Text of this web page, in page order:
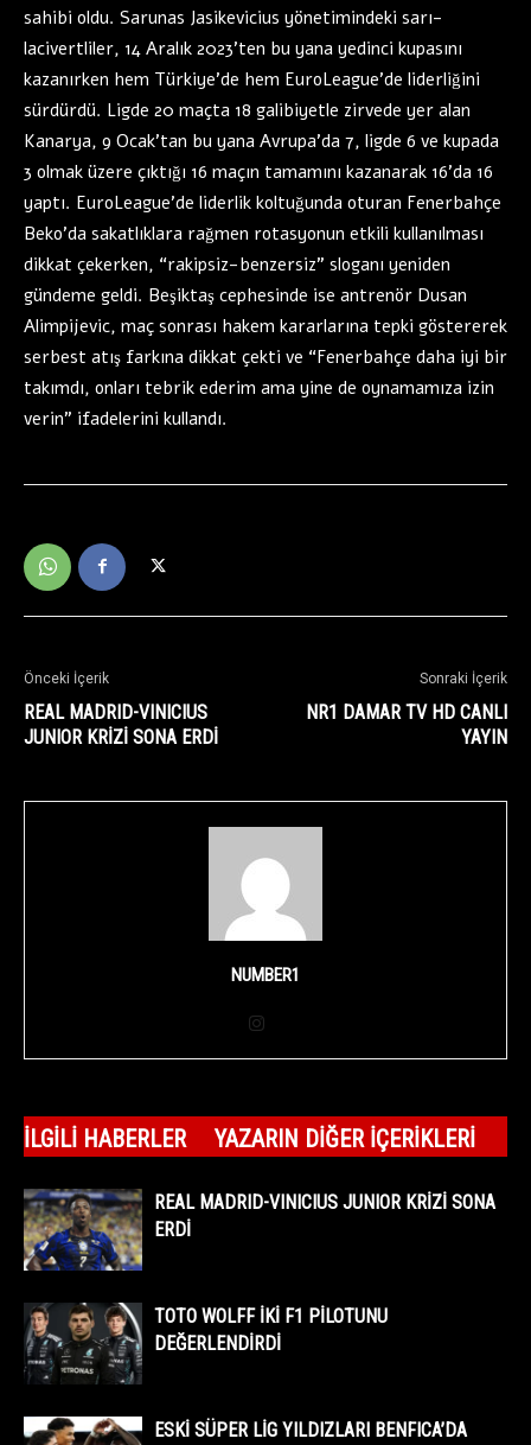
sahibi oldu. Sarunas Jasikevicius yönetimindeki sarı-
lacivertliler, 14 Aralık 2023’ten bu yana yedinci kupasını
kazanırken hem Türkiye’de hem EuroLeague’de liderliğini
sürdürdü. Ligde 20 maçta 18 galibiyetle zirvede yer alan
Kanarya, 9 Ocak’tan bu yana Avrupa’da 7, ligde 6 ve kupada
3 olmak üzere çıktığı 16 maçın tamamını kazanarak 16’da 16
yaptı. EuroLeague’de liderlik koltuğunda oturan Fenerbahçe
Beko’da sakatlıklara rağmen rotasyonun etkili kullanılması
dikkat çekerken, “rakipsiz-benzersiz” sloganı yeniden
gündeme geldi. Beşiktaş cephesinde ise antrenör Dusan
Alimpijevic, maç sonrası hakem kararlarına tepki göstererek
serbest atış farkına dikkat çekti ve “Fenerbahçe daha iyi bir
takımdı, onları tebrik ederim ama yine de oynamamıza izin
verin” ifadelerini kullandı.
Önceki İçerik
REAL MADRID-VINICIUS
JUNIOR KRİZİ SONA ERDİ
Sonraki İçerik
NR1 DAMAR TV HD CANLI
YAYIN
NUMBER1
İLGILI HABERLER YAZARIN DIĞER İÇERIKLERI
REAL MADRID-VINICIUS JUNIOR KRİZİ SONA
ERDİ
TOTO WOLFF İKİ F1 PİLOTUNU
DEĞERLENDİRDİ
ESKİ SÜPER LİG YILDIZLARI BENFICA’DA